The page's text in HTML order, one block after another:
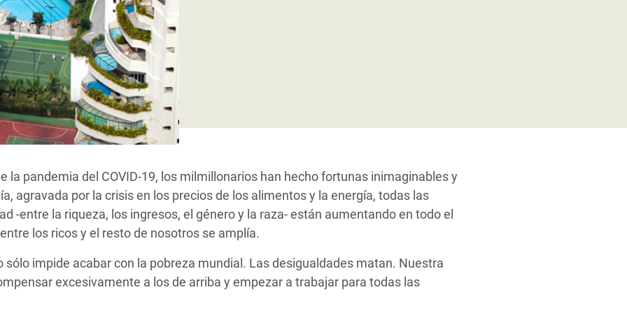
y Alimentaria
Oriental
Personas Refugiadas
del Sur
Refugiados Rohinyá
Yemen
la pandemia del COVID-19, los milmillonarios han hecho fortunas inimaginables y
agravada por la crisis en los precios de los alimentos y la energía, todas las
-entre la riqueza, los ingresos, el género y la raza- están aumentando en todo el
los ricos y el resto de nosotros se amplía.
sólo impide acabar con la pobreza mundial. Las desigualdades matan. Nuestra
excesivamente a los de arriba y empezar a trabajar para todas las